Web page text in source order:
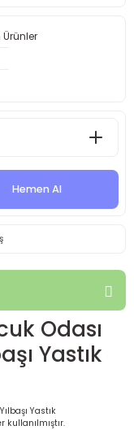
Hemen Al
Odası
Yastık
Yastık
kullanılmıştır.